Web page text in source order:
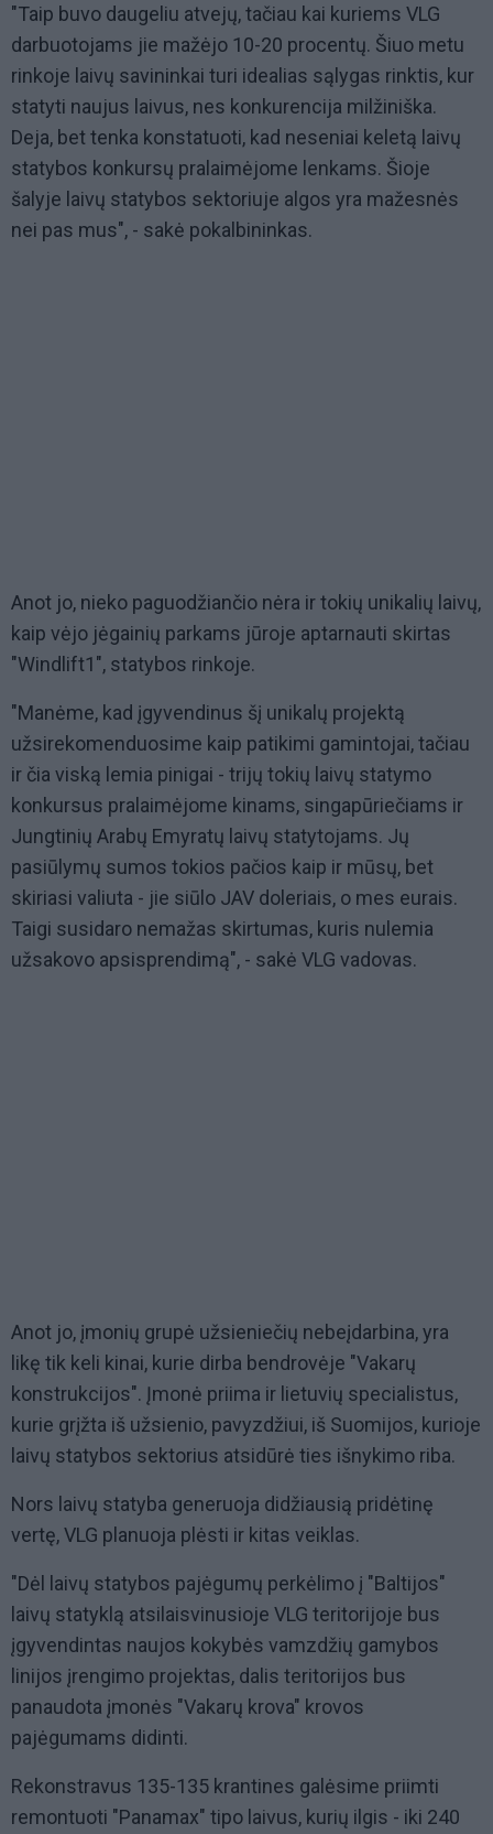
"Taip buvo daugeliu atvejų, tačiau kai kuriems VLG
darbuotojams jie mažėjo 10-20 procentų. Šiuo metu
rinkoje laivų savininkai turi idealias sąlygas rinktis, kur
statyti naujus laivus, nes konkurencija milžiniška.
Deja, bet tenka konstatuoti, kad neseniai keletą laivų
statybos konkursų pralaimėjome lenkams. Šioje
šalyje laivų statybos sektoriuje algos yra mažesnės
nei pas mus", - sakė pokalbininkas.
Anot jo, nieko paguodžiančio nėra ir tokių unikalių laivų,
kaip vėjo jėgainių parkams jūroje aptarnauti skirtas
"Windlift1", statybos rinkoje.
"Manėme, kad įgyvendinus šį unikalų projektą
užsirekomenduosime kaip patikimi gamintojai, tačiau
ir čia viską lemia pinigai - trijų tokių laivų statymo
konkursus pralaimėjome kinams, singapūriečiams ir
Jungtinių Arabų Emyratų laivų statytojams. Jų
pasiūlymų sumos tokios pačios kaip ir mūsų, bet
skiriasi valiuta - jie siūlo JAV doleriais, o mes eurais.
Taigi susidaro nemažas skirtumas, kuris nulemia
užsakovo apsisprendimą", - sakė VLG vadovas.
Anot jo, įmonių grupė užsieniečių nebeįdarbina, yra
likę tik keli kinai, kurie dirba bendrovėje "Vakarų
konstrukcijos". Įmonė priima ir lietuvių specialistus,
kurie grįžta iš užsienio, pavyzdžiui, iš Suomijos, kurioje
laivų statybos sektorius atsidūrė ties išnykimo riba.
Nors laivų statyba generuoja didžiausią pridėtinę
vertę, VLG planuoja plėsti ir kitas veiklas.
"Dėl laivų statybos pajėgumų perkėlimo į "Baltijos"
laivų statyklą atsilaisvinusioje VLG teritorijoje bus
įgyvendintas naujos kokybės vamzdžių gamybos
linijos įrengimo projektas, dalis teritorijos bus
panaudota įmonės "Vakarų krova" krovos
pajėgumams didinti.
Rekonstravus 135-135 krantines galėsime priimti
remontuoti "Panamax" tipo laivus, kurių ilgis - iki 240